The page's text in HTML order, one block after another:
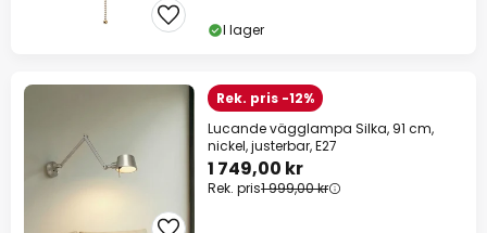
I lager
Rek. pris -12%
Lucande vägglampa Silka, 91 cm,
nickel, justerbar, E27
1 749,00 kr
Rek. pris1 999,00 kr